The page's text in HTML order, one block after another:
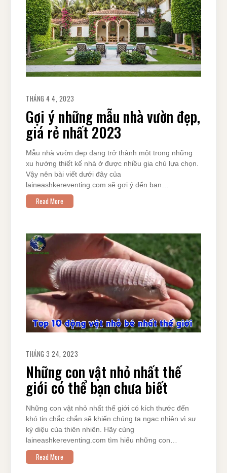
THÁNG 4 4, 2023
Gợi ý những mẫu nhà vườn đẹp,
giá rẻ nhất 2023
Mẫu nhà vườn đẹp đang trở thành một trong những
xu hướng thiết kế nhà ở được nhiều gia chủ lựa chọn.
Vậy nên bài viết dưới đây của
laineashkereventing.com sẽ gợi ý đến bạn…
Read More
THÁNG 3 24, 2023
Những con vật nhỏ nhất thế
giới có thể bạn chưa biết
Những con vật nhỏ nhất thế giới có kích thước đến
khó tin chắc chắn sẽ khiến chúng ta ngạc nhiên vì sự
kỳ diệu của thiên nhiên. Hãy cùng
laineashkereventing.com tìm hiểu những con…
Read More